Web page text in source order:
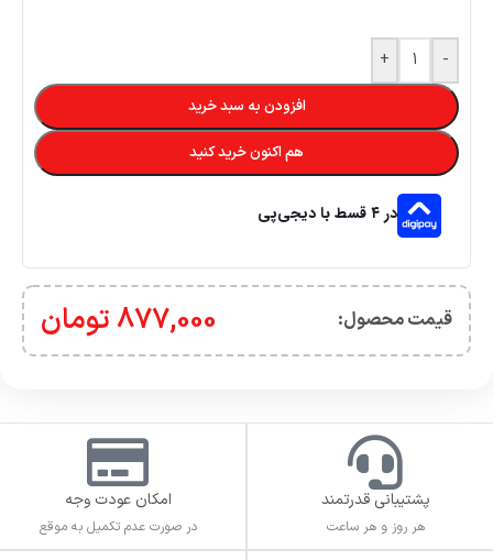
-
+
افزودن به سبد خرید
هم اکنون خرید کنید
در ۴ قسط با دیجی‌پی
قیمت محصول:​ 877,000تومان
پشتیبانی قدرتمند
هر روز و هر ساعت
امکان عودت وجه
در صورت عدم تکمیل به موقع